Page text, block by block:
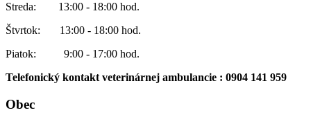
Streda: 13:00 - 18:00 hod.
Štvrtok: 13:00 - 18:00 hod.
Piatok: 9:00 - 17:00 hod.
Telefonický kontakt veterinárnej ambulancie : 0904 141 959
Obec